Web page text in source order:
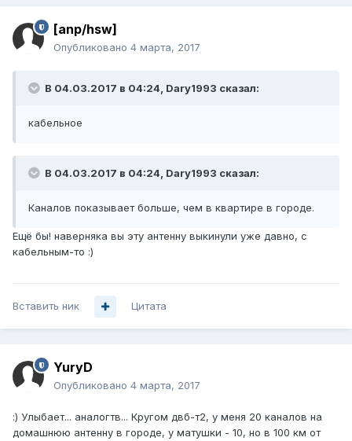
[anp/hsw]
Опубликовано 4 марта, 2017
В 04.03.2017 в 04:24, Dary1993 сказал:
кабельное
В 04.03.2017 в 04:24, Dary1993 сказал:
Каналов показывает больше, чем в квартире в городе.
Ещё бы! наверняка вы эту антенну выкинули уже давно, с
кабельным-то :)
Вставить ник Цитата
YuryD
Опубликовано 4 марта, 2017
:) Улыбает... аналогтв... Кругом двб-т2, у меня 20 каналов на
домашнюю антенну в городе, у матушки - 10, но в 100 км от